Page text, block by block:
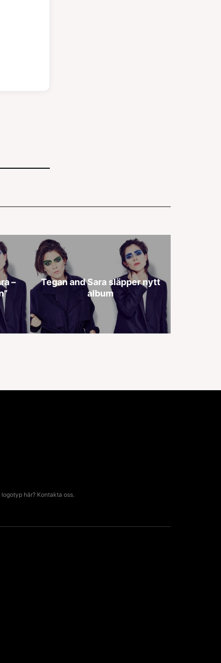
–
Tegan and Sara släpper nytt
album
logotyp här? Kontakta oss.